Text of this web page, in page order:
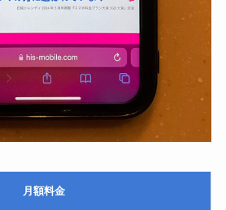
月額料金